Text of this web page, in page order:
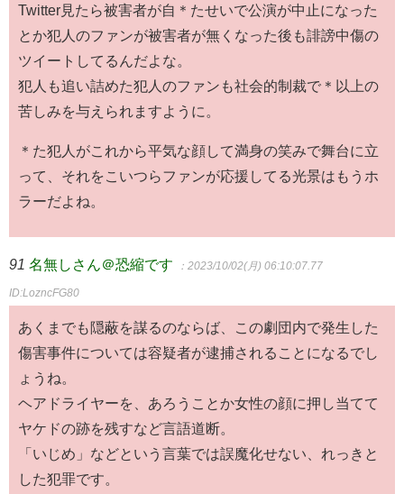
Twitter見たら被害者が自＊たせいで公演が中止になった
とか犯人のファンが被害者が無くなった後も誹謗中傷の
ツイートしてるんだよな。
犯人も追い詰めた犯人のファンも社会的制裁で＊以上の
苦しみを与えられますように。
＊た犯人がこれから平気な顔して満身の笑みで舞台に立
って、それをこいつらファンが応援してる光景はもうホ
ラーだよね。
91 名無しさん＠恐縮です ：2023/10/02(月) 06:10:07.77
ID:LozncFG80
あくまでも隠蔽を謀るのならば、この劇団内で発生した
傷害事件については容疑者が逮捕されることになるでし
ょうね。
ヘアドライヤーを、あろうことか女性の顔に押し当てて
ヤケドの跡を残すなど言語道断。
「いじめ」などという言葉では誤魔化せない、れっきと
した犯罪です。